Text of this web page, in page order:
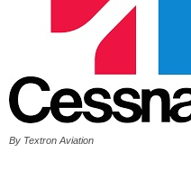
By Textron Aviation